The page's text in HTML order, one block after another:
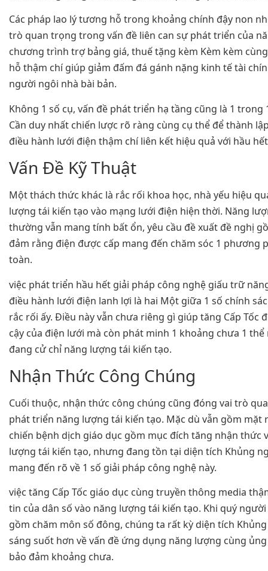
Các pháp lao lý tương hỗ trong khoảng chính đậy non
trò quan trọng trong vấn đề liên can sự phát triển của
chương trình trợ bảng giá, thuế tặng kèm Kèm kèm
hỗ thậm chí giúp giảm đấm đá gánh nặng kinh tế tài
người ngôi nhà bài bản.
Không 1 số cụ, vấn đề phát triển hạ tầng cũng là 1
Cần duy nhất chiến lược rõ ràng cùng cụ thể để thành
điều hành lưới điện thậm chí liên kết hiệu quả với hầu
Vấn Đề Kỹ Thuật
Một thách thức khác là rắc rối khoa học, nhà yếu hiệu
lượng tái kiến tạo vào mạng lưới điện hiện thời. Năng
thường vẫn mang tính bất ổn, yêu cầu đề xuất đề nghị
đảm rằng điện được cấp mang đến chăm sóc 1 phương
toàn.
việc phát triển hầu hết giải pháp công nghệ giấu trữ
điều hành lưới điện lanh lợi là hai Một giữa 1 số chính
rắc rối ấy. Điều này vẫn chưa riêng gì giúp tăng Cấp Tốc
cậy của điện lưới mà còn phát minh 1 khoảng chưa 1
đang cử chỉ năng lượng tái kiến tạo.
Nhận Thức Công Chúng
Cuối thuộc, nhận thức công chúng cũng đóng vai trò
phát triển năng lượng tái kiến tạo. Mặc dù vẫn gồm mặt
chiến bệnh dịch giáo dục gồm mục đích tăng nhận thức
lượng tái kiến tạo, nhưng đang tồn tại diện tích Khủng
mang đến rõ về 1 số giải pháp công nghệ này.
việc tăng Cấp Tốc giáo dục cùng truyền thông media
tin của dân số vào năng lượng tái kiến tạo. Khi quý
gồm chăm môn số đông, chúng ta rất kỳ diện tích
sáng suốt hơn về vấn đề ứng dụng năng lượng cùng
bảo đảm khoảng chưa.